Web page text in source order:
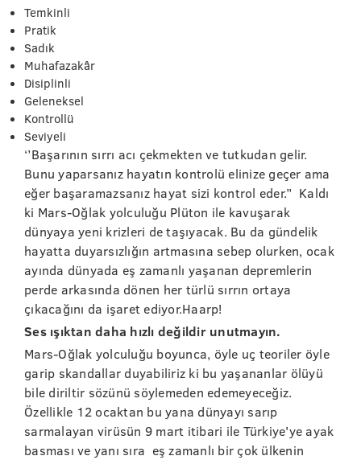
Temkinli
Pratik
Sadık
Muhafazakâr
Disiplinli
Geleneksel
Kontrollü
Seviyeli
‘’Başarının sırrı acı çekmekten ve tutkudan gelir.
Bunu yaparsanız hayatın kontrolü elinize geçer ama
eğer başaramazsanız hayat sizi kontrol eder.’’ Kaldı
ki Mars-Oğlak yolculuğu Plüton ile kavuşarak
dünyaya yeni krizleri de taşıyacak. Bu da gündelik
hayatta duyarsızlığın artmasına sebep olurken, ocak
ayında dünyada eş zamanlı yaşanan depremlerin
perde arkasında dönen her türlü sırrın ortaya
çıkacağını da işaret ediyor.Haarp!
Ses ışıktan daha hızlı değildir unutmayın.
Mars-Oğlak yolculuğu boyunca, öyle uç teoriler öyle
garip skandallar duyabiliriz ki bu yaşananlar ölüyü
bile diriltir sözünü söylemeden edemeyeceğiz.
Özellikle 12 ocaktan bu yana dünyayı sarıp
sarmalayan virüsün 9 mart itibari ile Türkiye'ye ayak
basması ve yanı sıra eş zamanlı bir çok ülkenin